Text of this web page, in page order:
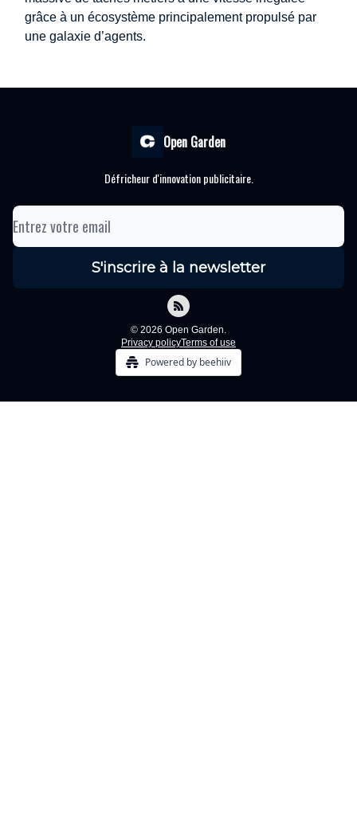
grâce à un écosystème principalement propulsé par
une galaxie d’agents.
Open Garden
Défricheur d'innovation publicitaire.
© 2026 Open Garden.
Privacy policyTerms of use
Powered by beehiiv